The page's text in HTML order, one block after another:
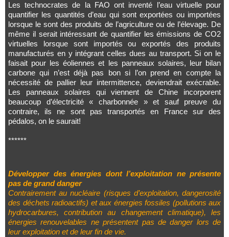
Les technocrates de la FAO ont inventé l’eau virtuelle pour
quantifier les quantités d’eau qui sont exportées ou importées
lorsque le sont des produits de l’agriculture ou de l’élevage. De
même il serait intéressant de quantifier les émissions de CO2
virtuelles lorsque sont importés ou exportés des produits
manufacturés en y intégrant celles dues au transport. Si on le
faisait pour les éoliennes et les panneaux solaires, leur bilan
carbone qui n’est déjà pas bon si l’on prend en compte la
nécessité de pallier leur intermittence, deviendrait exécrable.
Les panneaux solaires qui viennent de Chine incorporent
beaucoup d’électricité « charbonnée » et sauf preuve du
contraire, ils ne sont pas transportés en France sur des
pédalos, on le saurait!
******
Développer des énergies dont l’exploitation ne présente
pas de grand danger
Contrairement au nucléaire (risques d’exploitation, dangerosité
des déchets radioactifs) et aux énergies fossiles (pollutions aux
hydrocarbures, contribution au changement climatique), les
énergies renouvelables ne présentent pas de danger lors de
leur exploitation et de leur fin de vie.